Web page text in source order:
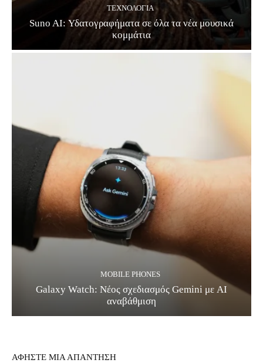
ΤΕΧΝΟΛΟΓΊΑ
Suno AI: Υδατογραφήματα σε όλα τα νέα μουσικά
κομμάτια
MOBILE PHONES
Galaxy Watch: Νέος σχεδιασμός Gemini με AI
αναβάθμιση
ΑΦΗΣΤΕ ΜΙΑ ΑΠΑΝΤΗΣΗ